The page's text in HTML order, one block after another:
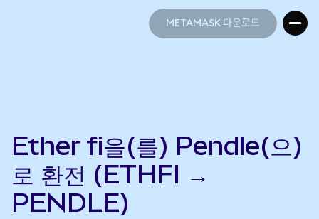
METAMASK 다운로드
Ether fi을(를) Pendle(으)
로 환전 (ETHFI →
PENDLE)